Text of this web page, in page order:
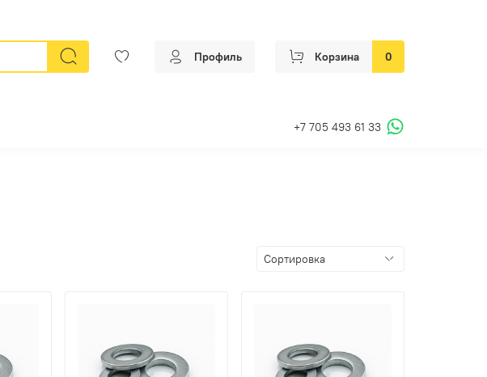
Профиль Корзина 0
+7 705 493 61 33